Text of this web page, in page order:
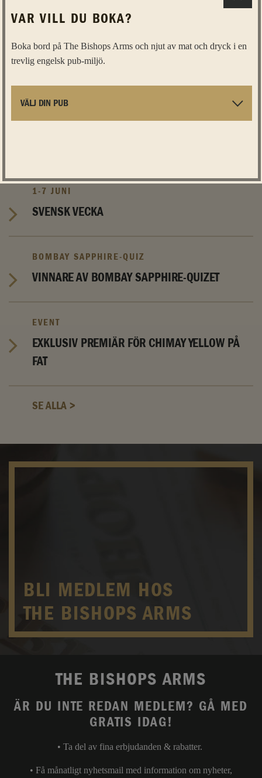
1-7 JUNI
SVENSK VECKA
BOMBAY SAPPHIRE-QUIZ
VINNARE AV BOMBAY SAPPHIRE-QUIZET
EVENT
EXKLUSIV PREMIÄR FÖR CHIMAY YELLOW PÅ
FAT
SE ALLA >
BLI MEDLEM HOS
THE BISHOPS ARMS
THE BISHOPS ARMS
ÄR DU INTE REDAN MEDLEM? GÅ MED
GRATIS IDAG!
• Ta del av fina erbjudanden & rabatter.
• Få månatligt nyhetsmail med information om nyheter,
VAR VILL DU BOKA?
Boka bord på The Bishops Arms och njut av mat och dryck i en
trevlig engelsk pub-miljö.